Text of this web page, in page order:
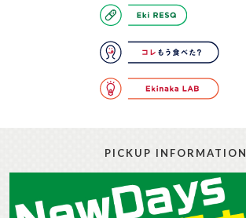
PICKUP INFORMATION